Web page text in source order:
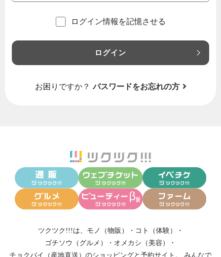
ログイン情報を記憶させる
ログイン
お困りですか？ パスワードをお忘れの方
ツクツク!!!は、 モノ（物販） ・ コト（体験）
・
ゴチソウ（グルメ）
・ オメカシ（美容）
・
チョクバイ（産地直送） のショッピングと予約サイト。
みんなで